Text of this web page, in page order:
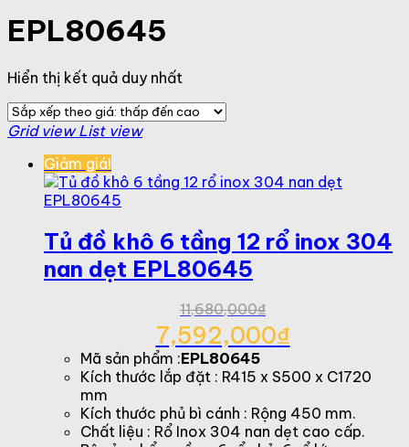
EPL80645
Hiển thị kết quả duy nhất
Grid view List view
Giảm giá!
Tủ đồ khô 6 tầng 12 rổ inox 304
nan dẹt EPL80645
11,680,000₫
11,680,000₫.
7,592,000₫
Giá
hiện
7,592,000₫.
Mã sản phẩm :EPL80645
Kích thước lắp đặt : R415 x S500 x C1720
mm
Kích thước phủ bì cánh : Rộng 450 mm.
Chất liệu : Rổ Inox 304 nan dẹt cao cấp.